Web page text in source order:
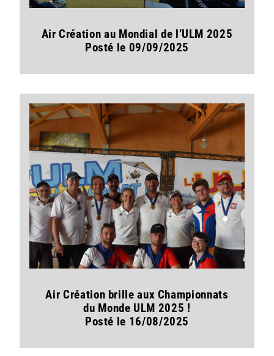
Air Création au Mondial de l’ULM 2025
Posté le 09/09/2025
Air Création brille aux Championnats
du Monde ULM 2025 !
Posté le 16/08/2025